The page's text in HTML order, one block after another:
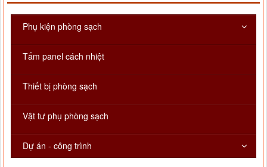
Phụ kiện phòng sạch
Tấm panel cách nhiệt
Thiết bị phòng sạch
Vật tư phụ phòng sạch
Dự án - công trình